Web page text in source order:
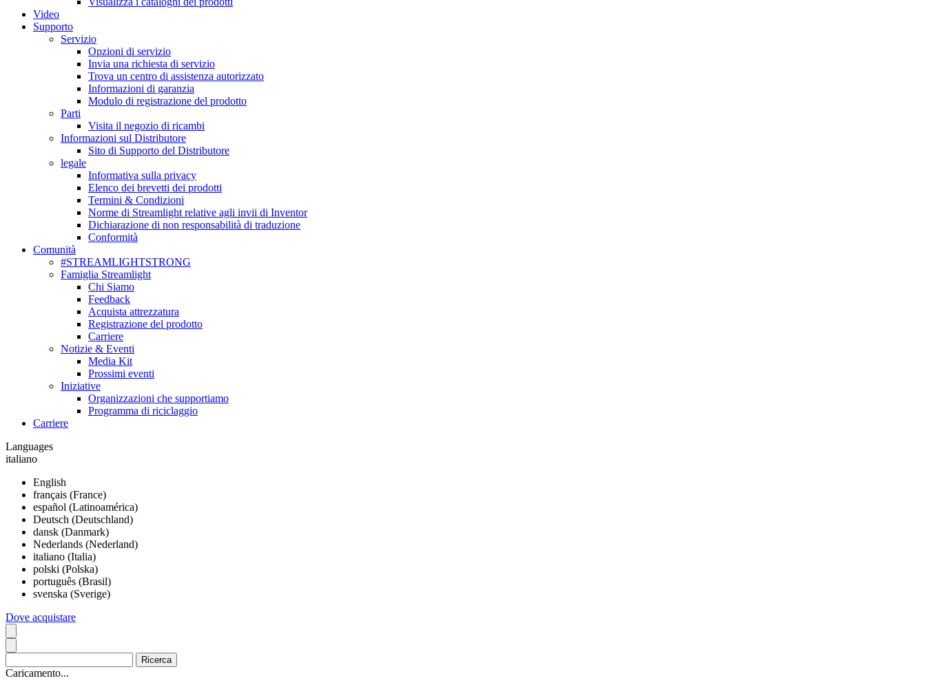
Video
Supporto
Servizio
Opzioni di servizio
Invia una richiesta di servizio
Trova un centro di assistenza autorizzato
Informazioni di garanzia
Modulo di registrazione del prodotto
Parti
Visita il negozio di ricambi
Informazioni sul Distributore
Sito di Supporto del Distributore
legale
Informativa sulla privacy
Elenco dei brevetti dei prodotti
Termini & Condizioni
Norme di Streamlight relative agli invii di Inventor
Dichiarazione di non responsabilità di traduzione
Conformità
Comunità
#STREAMLIGHTSTRONG
Famiglia Streamlight
Chi Siamo
Feedback
Acquista attrezzatura
Registrazione del prodotto
Carriere
Notizie & Eventi
Media Kit
Prossimi eventi
Iniziative
Organizzazioni che supportiamo
Programma di riciclaggio
Carriere
Languages
italiano
English
français (France)
español (Latinoamérica)
Deutsch (Deutschland)
dansk (Danmark)
Nederlands (Nederland)
italiano (Italia)
polski (Polska)
português (Brasil)
svenska (Sverige)
Dove acquistare
Caricamento...